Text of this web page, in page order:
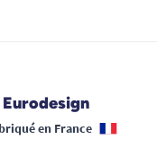
en France